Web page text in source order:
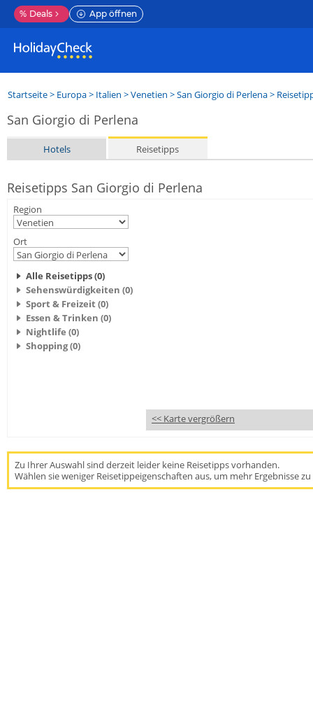
% Deals App öffnen
Startseite> Europa> Italien >Venetien >San Giorgio di Perlena>
San Giorgio di Perlena
Hotels Reisetipps
Reisetipps San Giorgio di Perlena
Region
Ort
Alle Reisetipps (0)
Sehenswürdigkeiten (0)
Sport & Freizeit (0)
Essen & Trinken (0)
Nightlife (0)
Shopping (0)
<< Karte vergrößern
Zu Ihrer Auswahl sind derzeit leider keine Reisetipps vorhanden.
Wählen sie weniger Reisetippeigenschaften aus, um mehr Ergebnisse